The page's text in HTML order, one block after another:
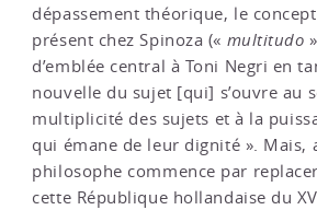
dépassement théorique, le
présent chez Spinoza (« multitudo
d’emblée central à Toni Negri en
nouvelle du sujet [qui] s’ouvre au
multiplicité des sujets et à la
qui émane de leur dignité ». Mais,
philosophe commence par
cette République hollandaise du